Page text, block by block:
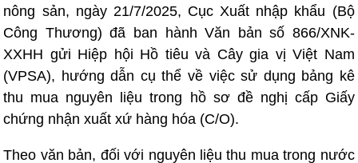
nông sản, ngày 21/7/2025, Cục Xuất nhập khẩu (Bộ
Công Thương) đã ban hành Văn bản số 866/XNK-
XXHH gửi Hiệp hội Hồ tiêu và Cây gia vị Việt Nam
(VPSA), hướng dẫn cụ thể về việc sử dụng bảng kê
thu mua nguyên liệu trong hồ sơ đề nghị cấp Giấy
chứng nhận xuất xứ hàng hóa (C/O).
Theo văn bản, đối với nguyên liệu thu mua trong nước